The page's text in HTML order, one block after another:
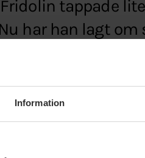
Information
tappade
har han lagt om
12-27/fridolin-forsoker-